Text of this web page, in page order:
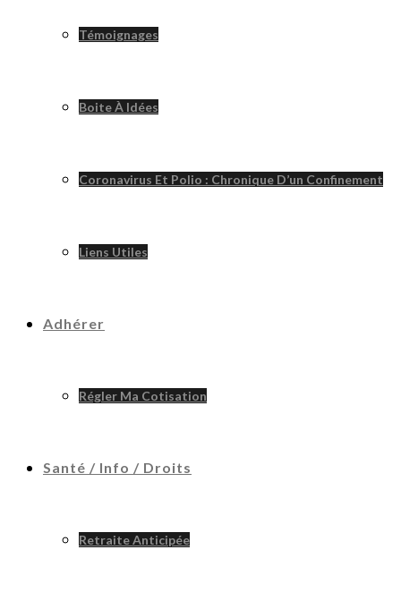
Témoignages
Boite À Idées
Coronavirus Et Polio : Chronique D’un Confinement
Liens Utiles
Adhérer
Régler Ma Cotisation
Santé / Info / Droits
Retraite Anticipée